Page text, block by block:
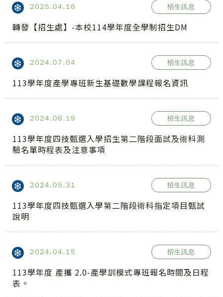
2025.04.16 招生訊息
轉發【招生處】-本校114學年度全學制招生DM
2024.07.04 招生訊息
113學年度產學專班新生基礎數學課程報名資訊
2024.06.19 招生訊息
113學年度四技甄選入學招生第二階段面試及術科測
驗名單時程表及注意事項
2024.05.31 招生訊息
113學年度四技甄選入學第二階段術科指定項目甄試
說明
2024.04.15 招生訊息
113學年度 產攜 2.0-產學訓模式專班報名時間及日程
表。